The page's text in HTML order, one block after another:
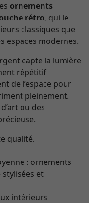
ornements
rétro, qui le
classiques que
espaces modernes.
capte la lumière
répétitif
de l’espace pour
pleinement.
ou des
qualité,
: ornements
stylisées et
intérieurs